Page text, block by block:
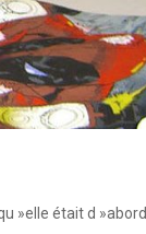
»elle était d »abord